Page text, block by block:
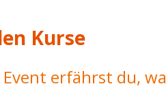
Kurse
erfährst du,